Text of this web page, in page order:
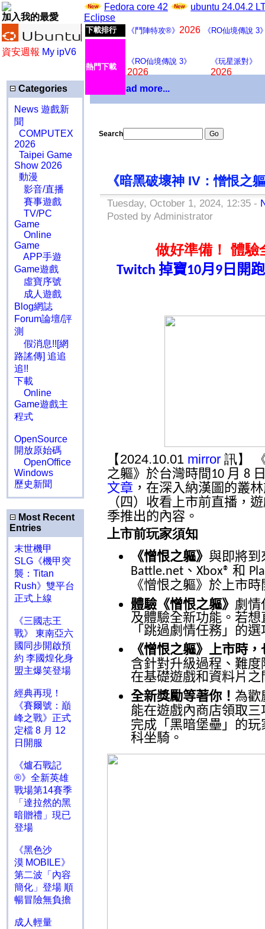
加入我的最愛
資安週報 My ipV6
Fedora core 42
ubuntu 24.04.2
Eclipse
下載排行 《鬥陣特攻®》 2026 《RO仙境傳說 3
熱門下載
《RO仙境傳說 3》
2026
《玩星派對》
2026
Categories
News 遊戲新
聞
COMPUTEX
2026
Taipei Game
Show 2026
動漫
影音/直播
賽事遊戲
TV/PC
Game
Online
Game
APP手遊
Game遊戲
虛寶序號
成人遊戲
Blog網誌
Forum論壇/評
測
假消息!![網
路謠傳] 追追
追!!
下載
Online
Game遊戲主
程式
OpenSource
開放原始碼
OpenOffice
Windows
歷史新聞
Most Recent
Entries
末世機甲
SLG《機甲突
襲：Titan
Rush》雙平台
正式上線
《三國志王
戰》 東南亞六
國同步開啟預
約 李國煌化身
盟主爆笑登場
經典再現！
《賽爾號：巔
峰之戰》正式
定檔 8 月 12
日開服
《爐石戰記
®》全新英雄
戰場第14賽季
「達拉然的黑
暗贈禮」現已
登場
《黑色沙
漠 MOBILE》
第二波「內容
簡化」登場 順
暢冒險無負擔
成人輕量
Download more...
Search
《暗黑破壞神 IV：憎恨之
Tuesday, October 1, 2024, 12:35 -
Posted by Administrator
做好準備！ 體驗
Twitch 掉寶10月 9 日開
【2024.10.01 mirror 訊】
之軀》於台灣時間 10 月 8
文章 ，在深入納漢圖的叢
（四）收看上市前直播，
季推出的內容。
上市前玩家須知
《憎恨之軀》 與即將到
Battle.net 、 Xbox® 和
《憎恨之軀》於上市
體驗《憎恨之軀》 劇情
及體驗全新功能。若
「跳過劇情任務」的
《憎恨之軀》上市時
含針對升級過程、難
在基礎遊戲和資料片
全新獎勵等著你！ 為歡
能在遊戲內商店領取
完成「黑暗堡壘」的
科坐騎。